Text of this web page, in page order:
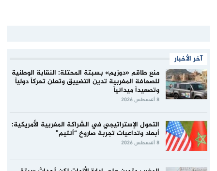
آخر الأخبار
منع طاقم «دوزيم» بسبتة المحتلة: النقابة الوطنية
للصحافة المغربية تدين التضييق وتعلن تحركاً دولياً
وتصعيداً ميدانياً
8 أغسطس 2026
التحول الإستراتيجي في الشراكة المغربية الأمريكية:
أبعاد وتداعيات تجربة صاروخ “أنتيم”
8 أغسطس 2026